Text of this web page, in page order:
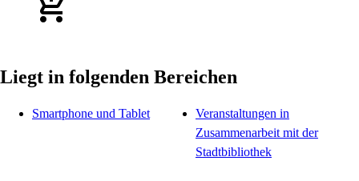
Liegt in folgenden Bereichen
Smartphone und Tablet
Veranstaltungen in
Zusammenarbeit mit der
Stadtbibliothek